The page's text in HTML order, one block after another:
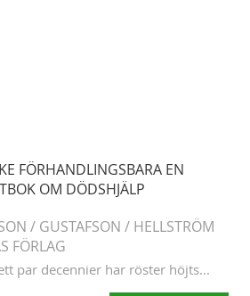
FÖRHANDLINGSBARA EN
OM DÖDSHJÄLP
/ GUSTAFSON / HELLSTRÖM
FÖRLAG
par decennier har röster höjts...